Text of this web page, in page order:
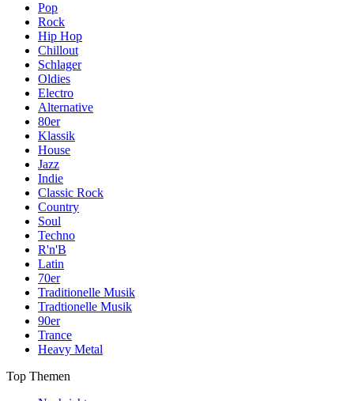
Pop
Rock
Hip Hop
Chillout
Schlager
Oldies
Electro
Alternative
80er
Klassik
House
Jazz
Indie
Classic Rock
Country
Soul
Techno
R'n'B
Latin
70er
Traditionelle Musik
Tradtionelle Musik
90er
Trance
Heavy Metal
Top Themen